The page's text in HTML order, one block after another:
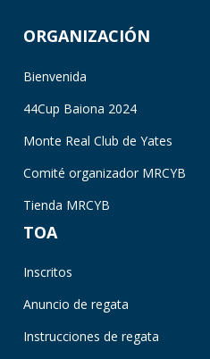
ORGANIZACIÓN
Bienvenida
44Cup Baiona 2024
Monte Real Club de Yates
Comité organizador MRCYB
Tienda MRCYB
TOA
Inscritos
Anuncio de regata
Instrucciones de regata